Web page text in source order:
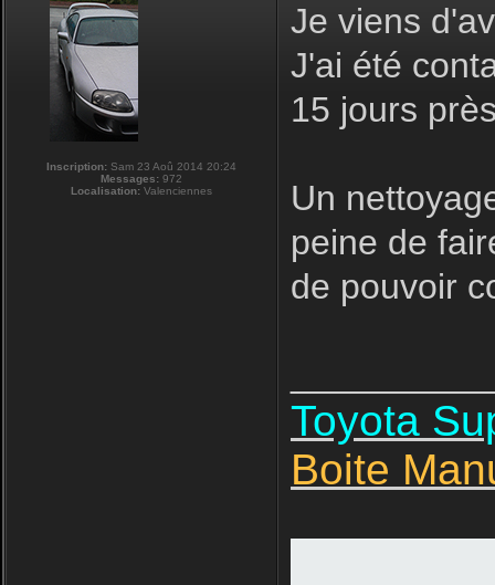
Inscription: Sam 23 Aoû 2014 20:24
Messages: 972
Localisation: Valenciennes
Je viens
J'ai été
15 jours
Un
peine de
de pouvoir
Toyota
Boite